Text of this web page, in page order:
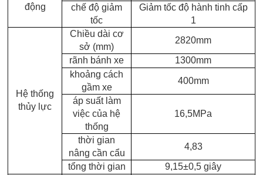
động
chế độ giảm
tốc
Giảm tốc độ hành tinh cấp
1
Hệ thống
thủy lực
Chiều dài cơ
sở (mm)
2820mm
rãnh bánh xe
1300mm
khoảng cách
gầm xe
400mm
áp suất làm
việc của hệ
thống
16,5MPa
thời gian
nâng cần cẩu
4,83
tổng thời gian
9,15±0,5 giây